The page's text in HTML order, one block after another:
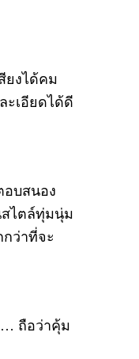
ยงได้คม
ะเอียดได้ดี
อบสนอง
สไตล์ทุ่มนุ่ม
ว่าที่จะ
ถือว่าคุ้ม